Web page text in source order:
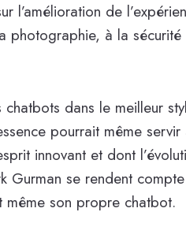
l’amélioration de
photographie, à la
chatbots dans le meilleur
pourrait même
innovant et dont
Gurman se rendent
son propre chatbot.